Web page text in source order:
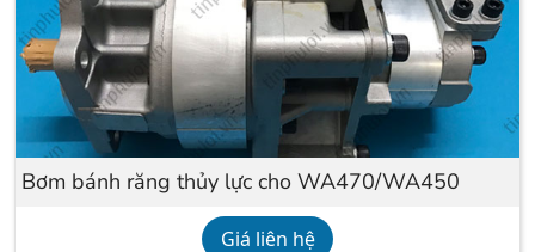
Bơm bánh răng thủy lực cho WA470/WA450
Giá liên hệ